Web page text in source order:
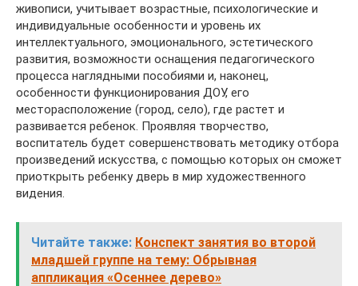
живописи, учитывает возрастные, психологические и
индивидуальные особенности и уровень их
интеллектуального, эмоционального, эстетического
развития, возможности оснащения педагогического
процесса наглядными пособиями и, наконец,
особенности функционирования ДОУ, его
месторасположение (город, село), где растет и
развивается ребенок. Проявляя творчество,
воспитатель будет совершенствовать методику отбора
произведений искусства, с помощью которых он сможет
приоткрыть ребенку дверь в мир художественного
видения.
Читайте также: Конспект занятия во второй
младшей группе на тему: Обрывная
аппликация «Осеннее дерево»